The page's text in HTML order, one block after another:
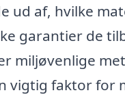
ud af, hvilke
garantier de
miljøvenlige
vigtig faktor for